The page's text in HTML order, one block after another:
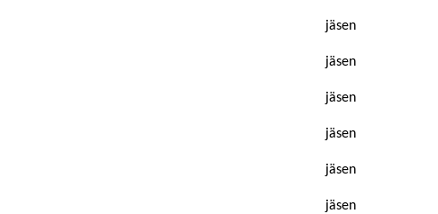
jäsen
jäsen
jäsen
jäsen
jäsen
jäsen